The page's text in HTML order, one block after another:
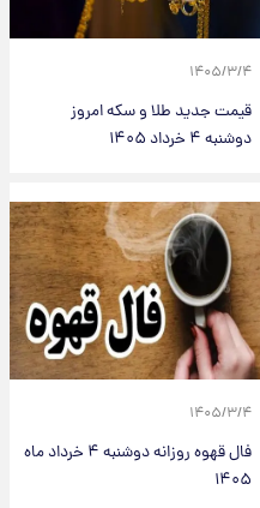
۱۴۰۵/۳/۴
قیمت جدید طلا و سکه امروز
دوشنبه ۴ خرداد ۱۴۰۵
۱۴۰۵/۳/۴
فال قهوه روزانه دوشنبه ۴ خرداد ماه
۱۴۰۵